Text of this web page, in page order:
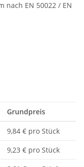
nach EN 50022 / EN
Grundpreis
9,84 € pro Stück
9,23 € pro Stück